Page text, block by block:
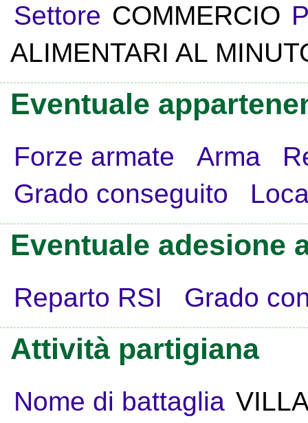
Settore COMMERCIO
ALIMENTARI AL
Eventuale
Forze armate Arma
Grado conseguito
Eventuale adesione
Reparto RSI Grado
Attività partigiana
Nome di battaglia VILLA